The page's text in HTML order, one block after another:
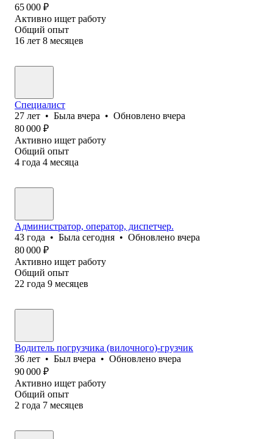
65 000 ₽
Активно ищет работу
Общий опыт
16 лет 8 месяцев
Специалист
27 лет • Была вчера • Обновлено вчера
80 000 ₽
Активно ищет работу
Общий опыт
4 года 4 месяца
Администратор, оператор, диспетчер.
43 года • Была сегодня • Обновлено вчера
80 000 ₽
Активно ищет работу
Общий опыт
22 года 9 месяцев
Водитель погрузчика (вилочного)-грузчик
36 лет • Был вчера • Обновлено вчера
90 000 ₽
Активно ищет работу
Общий опыт
2 года 7 месяцев